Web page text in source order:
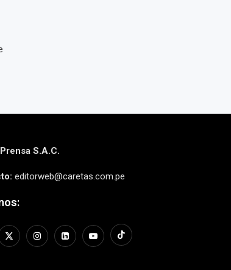
S.A.C.
editorweb@caretas.com.pe